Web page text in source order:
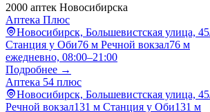
2000 аптек Новосибирска
Аптека Плюс
Новосибирск, Большевистская улица,
Станция у Оби76 м Речной вокзал76 м
ежедневно, 08:00–21:00
Подробнее →
Аптека 54 плюс
Новосибирск, Большевистская улица,
Речной вокзал131 м Станция у Оби131 м